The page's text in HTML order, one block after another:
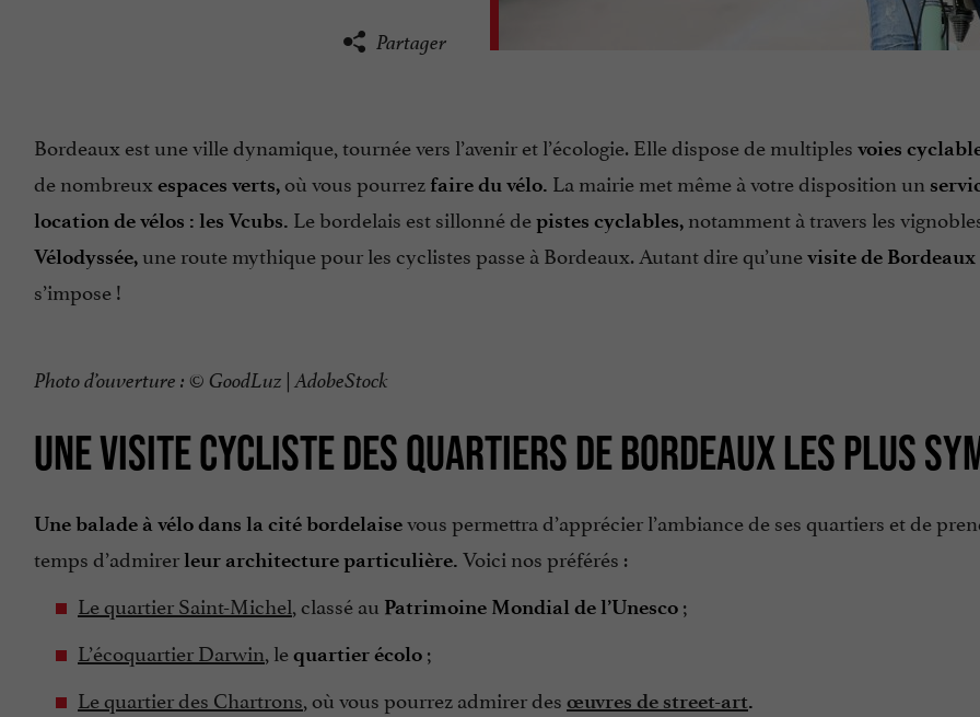
Partager
Bordeaux est une ville dynamique, tournée vers l’avenir et l’écologie. Elle dispose de multiples voies
de nombreux espaces verts, où vous pourrez faire du vélo. La mairie met même à votre disposition un
location de vélos : les Vcubs. Le bordelais est sillonné depistes cyclables, notamment à travers les
Vélodyssée, une route mythique pour les cyclistes passe à Bordeaux. Autant dire qu’unevisite de Bordeaux
s’impose !
Photo d’ouverture : © GoodLuz | AdobeStock
UNE VISITE CYCLISTE DES QUARTIERS DE BORDEAUX LES PLUS
Une balade à vélo dans la cité bordelaisevous permettra d’apprécier l’ambiance de ses quartiers et de
temps d’admirerleur architecture particulière. Voici nos préférés :
Le quartier Saint-Michel, classé au Patrimoine Mondial de l’Unesco ;
L’écoquartier Darwin, lequartier écolo ;
Le quartier des Chartrons, où vous pourrez admirer des œuvres de street-art.